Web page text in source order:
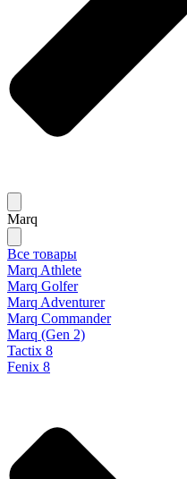
Marq
Все товары
Marq Athlete
Marq Golfer
Marq Adventurer
Marq Commander
Marq (Gen 2)
Tactix 8
Fenix 8